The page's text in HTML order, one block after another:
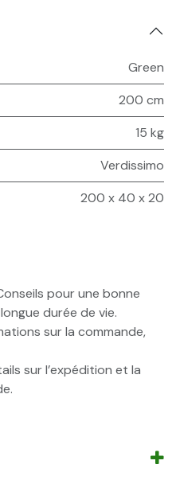
Green
200 cm
15 kg
Verdissimo
200 x 40 x 20
pour une bonne
durée de vie.
sur la commande,
sur l’expédition et la